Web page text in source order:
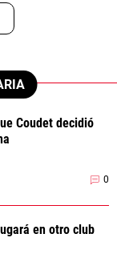
Coudet decidió
0
en otro club